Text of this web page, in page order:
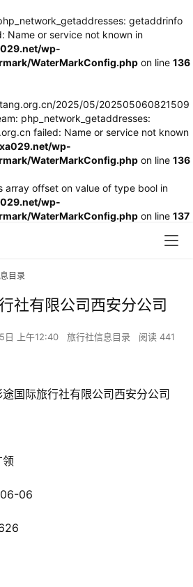
getaddrinfo
Name or service not known in
wp-
WaterMarkConfig.php on line 136
2025/05/202505060821509
php_network_getaddresses:
failed: Name or service not known
wp-
WaterMarkConfig.php on line 136
array offset on value of type bool in
wp-
WaterMarkConfig.php on line 137
目录
社有限公司西安分公司
日 上午12:40 旅行社信息目录 阅读 441
途国际旅行社有限公司西安分公司
领
06